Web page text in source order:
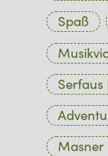
Spaß
Serfaus
Masner